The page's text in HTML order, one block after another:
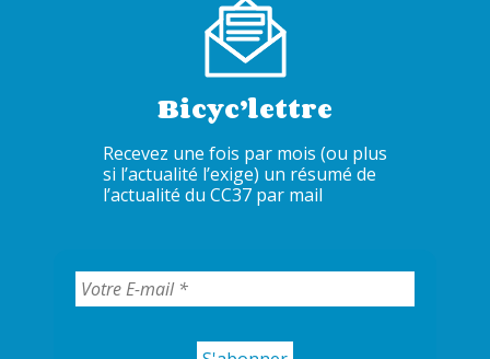
Bicyc’lettre
Recevez une fois par mois (ou plus
si l’actualité l’exige) un résumé de
l’actualité du CC37 par mail